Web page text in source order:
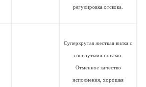
регулировка отскока.
Суперкрутая жесткая вилка с
изогнутыми ногами.
Отменное качество
исполнения, хорошая